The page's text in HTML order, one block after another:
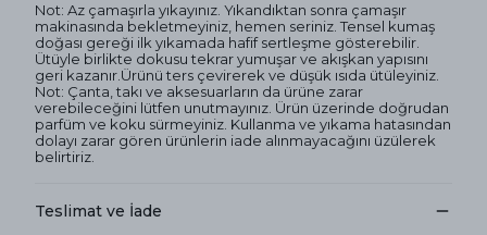
Not: Az çamaşırla yıkayınız. Yıkandıktan sonra çamaşır
makinasında bekletmeyiniz, hemen seriniz. Tensel kumaş
doğası gereği ilk yıkamada hafif sertleşme gösterebilir.
Ütüyle birlikte dokusu tekrar yumuşar ve akışkan yapısını
geri kazanır.Ürünü ters çevirerek ve düşük ısıda ütüleyiniz.
Not: Çanta, takı ve aksesuarların da ürüne zarar
verebileceğini lütfen unutmayınız. Ürün üzerinde doğrudan
parfüm ve koku sürmeyiniz. Kullanma ve yıkama hatasından
dolayı zarar gören ürünlerin iade alınmayacağını üzülerek
belirtiriz.
Teslimat ve İade